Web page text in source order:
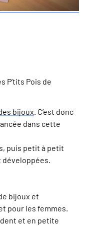
P’tits Pois de
bijoux. C’est donc
dans cette
puis petit à petit
développées.
bijoux et
pour les femmes.
et en petite